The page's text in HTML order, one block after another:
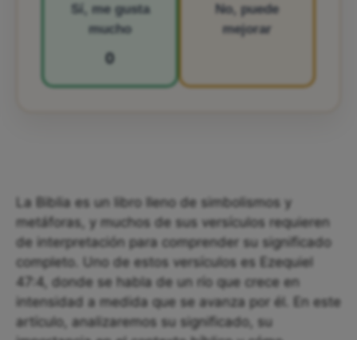
Sí, me gusta
mucho
0
No, puede
mejorar
La Biblia es un libro lleno de simbolismos y
metáforas, y muchos de sus versículos requieren
de interpretación para comprender su significado
completo. Uno de estos versículos es Ezequiel
47:4, donde se habla de un río que crece en
intensidad a medida que se avanza por él. En este
artículo, analizaremos su significado, su